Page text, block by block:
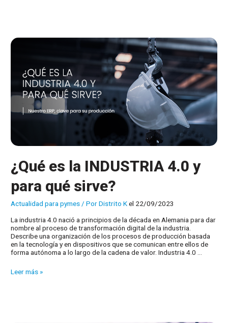
¿Qué es la INDUSTRIA 4.0 y
para qué sirve?
Actualidad para pymes/ PorDistrito Kel 22/09/2023
La industria 4.0 nació a principios de la década en Alemania para dar
nombre al proceso de transformación digital de la industria.
Describe una organización de los procesos de producción basada
en la tecnología y en dispositivos que se comunican entre ellos de
forma autónoma a lo largo de la cadena de valor. Industria 4.0 …
¿Qué
Leer más »